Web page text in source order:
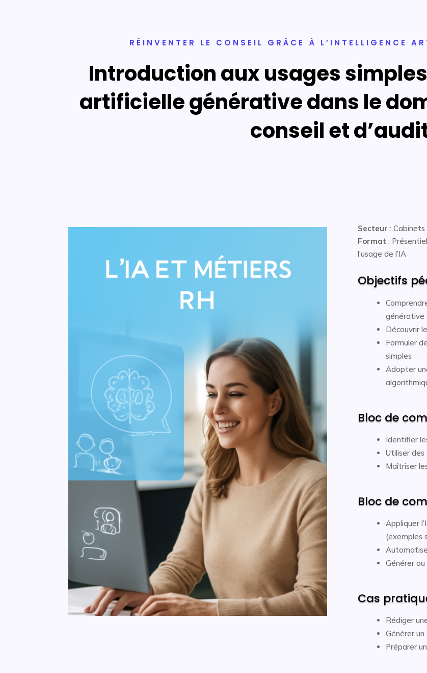
RÉINVENTER LE CONSEIL GRÂCE À L’INTELLIGENCE
Introduction aux usages
artificielle générative dans le
conseil et
Secteur : Cabinets
Format :
l’usage de l’IA
Objectifs
générative
Découvrir
Formuler
simples
Adopter
Bloc de
Identifier
Utiliser des
Maîtriser
Bloc de
Appliquer
(exemples
Générer
Cas
Rédiger
Générer
Préparer